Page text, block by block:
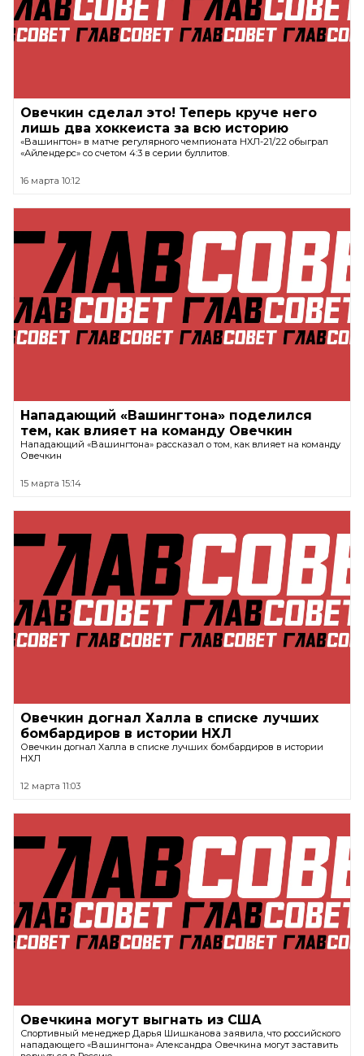
Овечкин сделал это! Теперь круче него
лишь два хоккеиста за всю историю
«Вашингтон» в матче регулярного чемпионата НХЛ-21/22 обыграл
«Айлендерс» со счетом 4:3 в серии буллитов.
16 марта 10:12
Нападающий «Вашингтона» поделился
тем, как влияет на команду Овечкин
Нападающий «Вашингтона» рассказал о том, как влияет на команду
Овечкин
15 марта 15:14
Овечкин догнал Халла в списке лучших
бомбардиров в истории НХЛ
Овечкин догнал Халла в списке лучших бомбардиров в истории
НХЛ
12 марта 11:03
Овечкина могут выгнать из США
Спортивный менеджер Дарья Шишканова заявила, что российского
нападающего «Вашингтона» Александра Овечкина могут заставить